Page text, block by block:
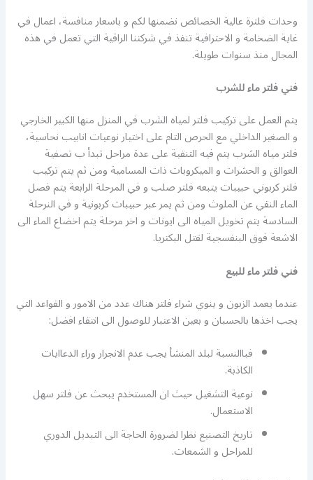
وحدات فلترة عالية الخصائص نضمنها لكم و باسعار منافسة، اعمال في
غاية الضخامة و الاحترافية تنفذ في شركتنا الراقية التي تعمل في هذه
المجال منذ سنوات طويلة.
فني فلتر ماء للشرب
يتم العمل على تركيب فلتر لمياه الشرب في المنزل منها الكبير الخارجي
و الصغير الداخلي مع الحرص التام على اختيار نوعيات انابيب نحاسية،
فلتر مياه الشرب يتم فيه التنقية على عدة مراحل تبدأ ب تصفية
العوالق و الحشرات و الميكروبات ذات المسامية ومن ثم يتم تركيب
فلتر كربوني حبيبات يتبعه فلتر صلب و في المرحلة الرابعة يتم فصل
الماء النقي عن الملوث ومن ثم يمر عبر حبيبات كربونية و في النرحلة
السادسة يتم تخويل المياه الى ايونات و اخر مرحلة يتم اخضاع الماء الى
الاشعة فوق البنفسجية لقتل البكتريا.
فني فلتر ماء للبيع
عندما يعمد الزبون و ينوي شراء فلتر هناك عدد من الامور و القواعد التي
يجب اخذها بالحسبان و بعين الاعتبار للوصول الى انتقاء افضل:
فباالنسبة لبلد المنشأ يجب عدم الانجرار وراء الدعاايات
الكاذبة.
نوعية التشغيل حيث ان المستخدم يبحث عن فلتر سهل
الاستعمال.
تاريخ التصنيع نظرا لضرورة الحاجة الى التبديل الدوري
للمراحل و الشمعات.